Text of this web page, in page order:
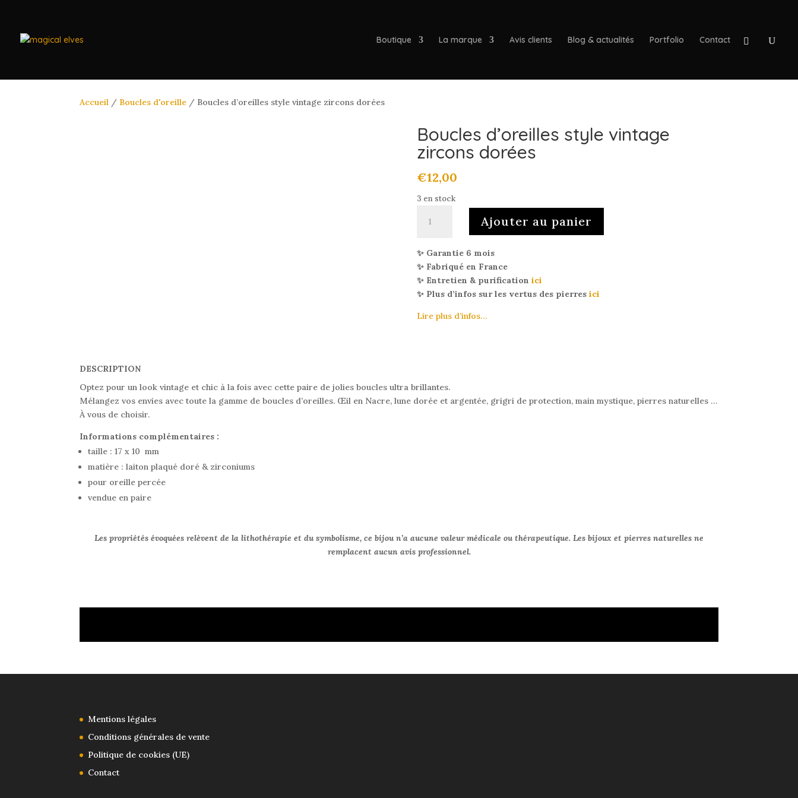
Boutique La marque Avis clients Blog & actualités Portfolio Contact
Accueil / Boucles d'oreille / Boucles d’oreilles style vintage zircons dorées
Boucles d’oreilles style vintage
zircons dorées
€12,00
3 en stock
d’oreilles
style
vintage
zircons
Ajouter au panier
✨ Garantie 6 mois
✨ Fabriqué en France
✨ Entretien & purification ici
✨ Plus d’infos sur les vertus des pierresici
Lire plus d’infos…
DESCRIPTION
Optez pour un look vintage et chic à la fois avec cette paire de jolies boucles ultra brillantes.
Mélangez vos envies avec toute la gamme de boucles d’oreilles. Œil en Nacre, lune dorée et argentée, grigri de protection, main mystique, pierres naturelles …
À vous de choisir.
Informations complémentaires :
taille : 17 x 10 mm
matière : laiton plaqué doré & zirconiums
pour oreille percée
vendue en paire
Les propriétés évoquées relèvent de la lithothérapie et du symbolisme, ce bijou n’a aucune valeur médicale ou thérapeutique. Les bijoux et pierres naturelles ne
remplacent aucun avis professionnel.
Mentions légales
Conditions générales de vente
Politique de cookies (UE)
Contact